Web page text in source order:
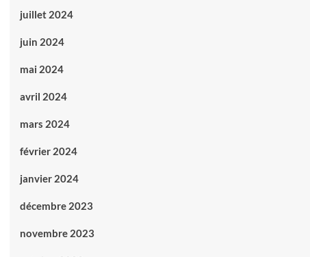
juillet 2024
juin 2024
mai 2024
avril 2024
mars 2024
février 2024
janvier 2024
décembre 2023
novembre 2023